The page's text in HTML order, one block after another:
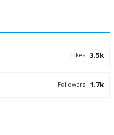
3.5k
Likes
1.7k
Followers